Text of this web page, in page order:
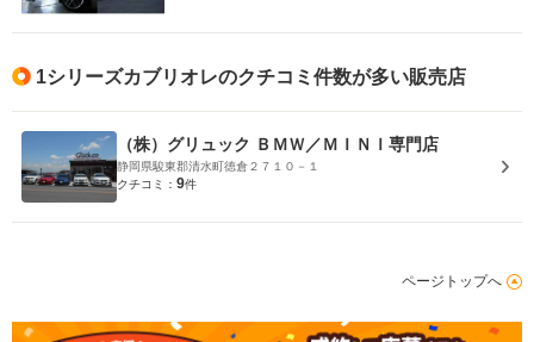
1シリーズカブリオレのクチコミ件数が多い販売店
（株）グリュック ＢＭＷ／ＭＩＮＩ専門店
静岡県駿東郡清水町徳倉２７１０－１
クチコミ： 9件
ページトップへ